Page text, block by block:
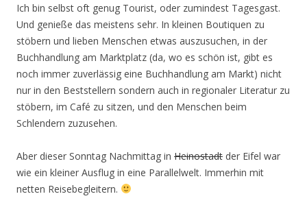
Ich bin selbst oft genug Tourist, oder zumindest Tagesgast.
Und genieße das meistens sehr. In kleinen Boutiquen zu
stöbern und lieben Menschen etwas auszusuchen, in der
Buchhandlung am Marktplatz (da, wo es schön ist, gibt es
noch immer zuverlässig eine Buchhandlung am Markt) nicht
nur in den Beststellern sondern auch in regionaler Literatur zu
stöbern, im Café zu sitzen, und den Menschen beim
Schlendern zuzusehen.
Aber dieser Sonntag Nachmittag in Heinostadt der Eifel war
wie ein kleiner Ausflug in eine Parallelwelt. Immerhin mit
netten Reisebegleitern.